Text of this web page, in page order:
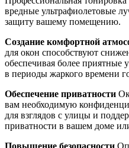
вредные ультрафиолетовые
защиту вашему помещению.
Создание комфортной
для окон способствуют
обеспечивая более приятные
в периоды жаркого времени
Обеспечение приватности
вам необходимую
для взглядов с улицы и
приватности в вашем доме